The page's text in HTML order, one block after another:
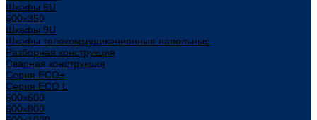
Шкафы 6U
600x350
Шкафы 9U
Шкафы телекоммуникационные напольные
Разборная конструкция
Сварная конструкция
Серия ECO+
Серия ECO L
600x600
600x800